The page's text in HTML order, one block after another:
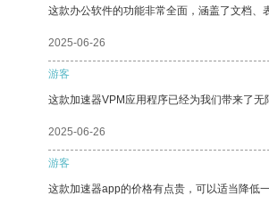
这款办公软件的功能非常全面，涵盖了文档、
2025-06-26
游客
这款加速器VPM应用程序已经为我们带来了无
2025-06-26
游客
这款加速器app的价格有点贵，可以适当降低